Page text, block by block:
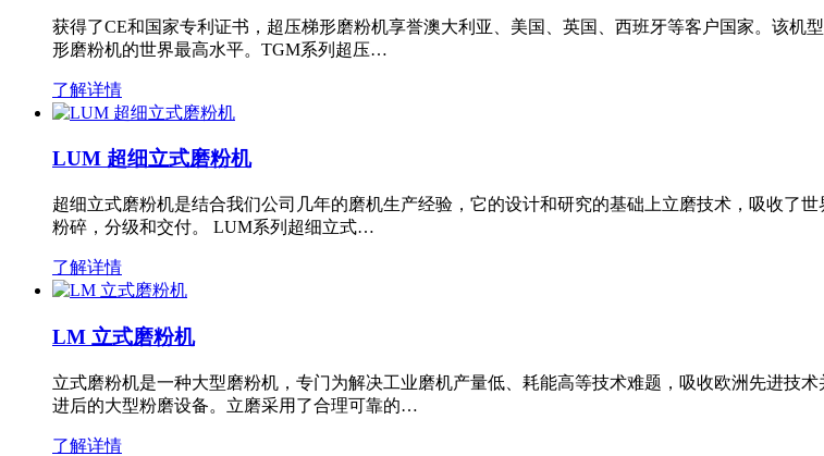
获得了CE和国家专利证书，超压梯形磨粉机享誉澳大利亚、美国、英国、西班牙等客户国家。该
形磨粉机的世界最高水平。TGM系列超压…
了解详情
LUM 超细立式磨粉机
超细立式磨粉机是结合我们公司几年的磨机生产经验，它的设计和研究的基础上立磨技术，吸收了
粉碎，分级和交付。 LUM系列超细立式…
了解详情
LM 立式磨粉机
立式磨粉机是一种大型磨粉机，专门为解决工业磨机产量低、耗能高等技术难题，吸收欧洲先进技
进后的大型粉磨设备。立磨采用了合理可靠的…
了解详情